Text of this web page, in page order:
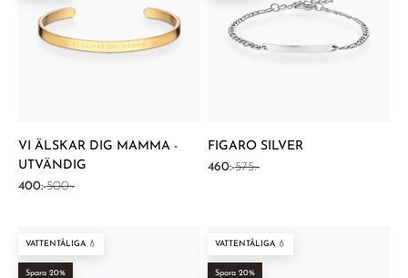
VI ÄLSKAR DIG MAMMA -
UTVÄNDIG
REA-pris
400:-Pris
500:-
FIGARO SILVER
REA-pris
460:-Pris
575:-
VATTENTÅLIGA 💧
Spara 20%
VATTENTÅLIGA 💧
Spara 20%